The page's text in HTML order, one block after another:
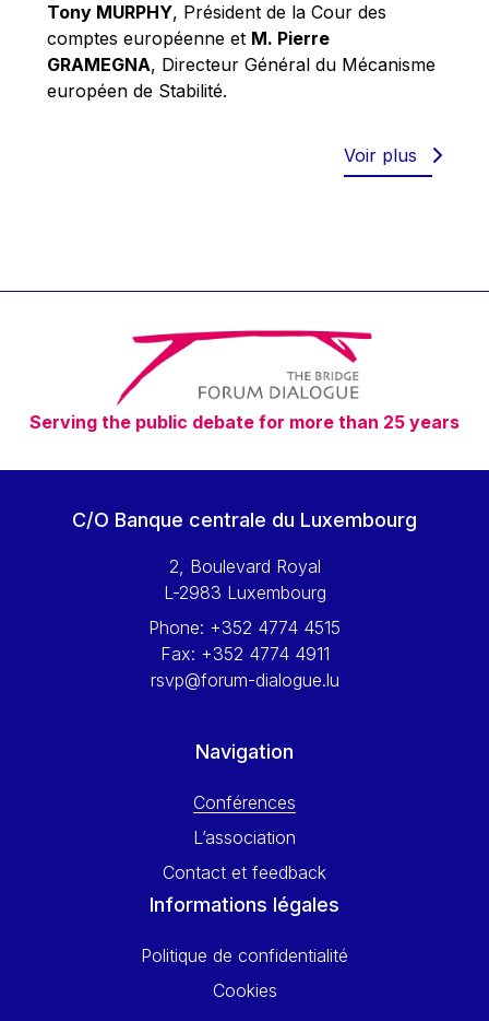
Richard Pelly
Robert Goebbels
Robert REYNDERS
Timothy Radcliffe
Vaclav Klaus
Vassilios Skouris
Vítor Manuel da Silva Caldeira
Viviane Reding
Walter Hagg
Wolfgang Ketterle
Yossi Beillin
Yves FRANCHET
Tony MURPHY, Président de la Cour des
comptes européenne et M. Pierre
GRAMEGNA, Directeur Général du Mécanisme
européen de Stabilité.
Voir plus
Serving the public debate for more than 25 years
C/O Banque centrale du Luxembourg
2, Boulevard Royal
L-2983 Luxembourg
Phone: +352 4774 4515
Fax: +352 4774 4911
rsvp@forum-dialogue.lu
Navigation
Conférences
L’association
Contact et feedback
Informations légales
Politique de confidentialité
Cookies